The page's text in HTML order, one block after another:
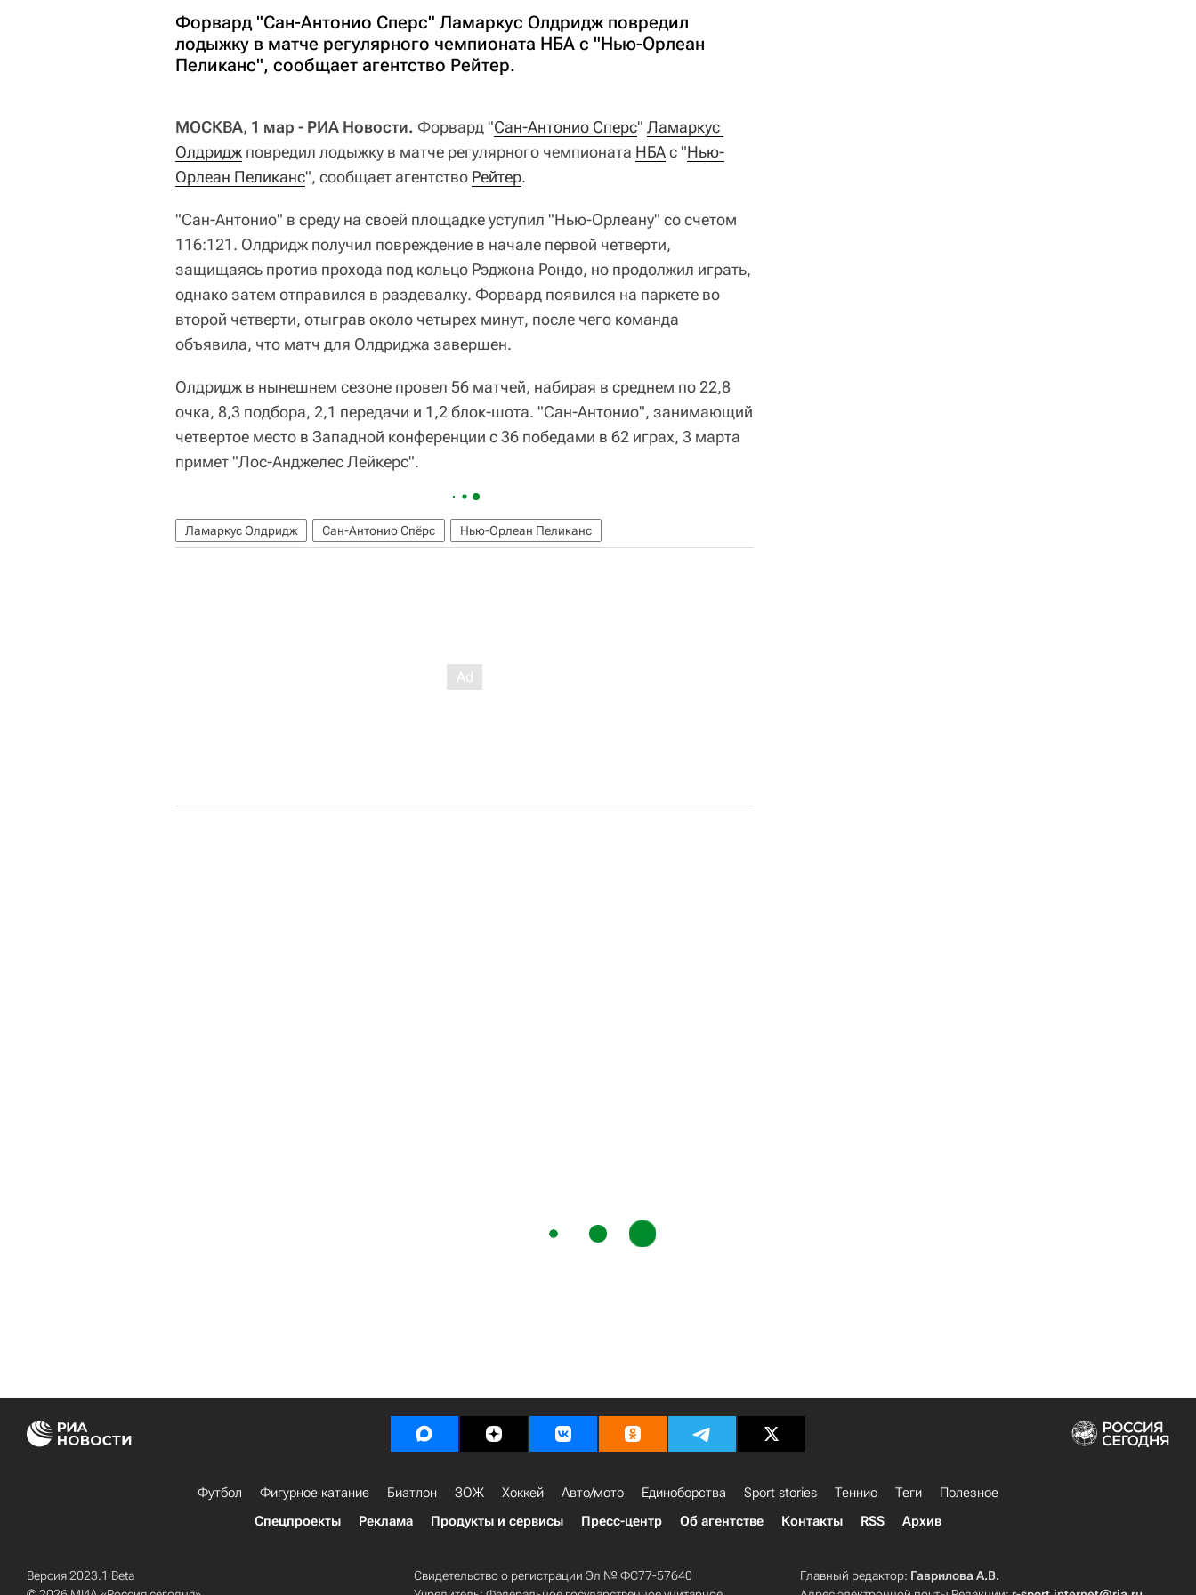
Форвард "Сан-Антонио Сперс" Ламаркус Олдридж повредил
лодыжку в матче регулярного чемпионата НБА с "Нью-Орлеан
Пеликанс", сообщает агентство Рейтер.
МОСКВА, 1 мар - РИА Новости. Форвард "Сан-Антонио Сперс" Ламаркус
Олдридж повредил лодыжку в матче регулярного чемпионата НБАс "Нью-
Орлеан Пеликанс", сообщает агентство Рейтер.
"Сан-Антонио" в среду на своей площадке уступил "Нью-Орлеану" со счетом
116:121. Олдридж получил повреждение в начале первой четверти,
защищаясь против прохода под кольцо Рэджона Рондо, но продолжил играть,
однако затем отправился в раздевалку. Форвард появился на паркете во
второй четверти, отыграв около четырех минут, после чего команда
объявила, что матч для Олдриджа завершен.
Олдридж в нынешнем сезоне провел 56 матчей, набирая в среднем по 22,8
очка, 8,3 подбора, 2,1 передачи и 1,2 блок-шота. "Сан-Антонио", занимающий
четвертое место в Западной конференции с 36 победами в 62 играх, 3 марта
примет "Лос-Анджелес Лейкерс".
Ламаркус Олдридж Сан-Антонио Спёрс Нью-Орлеан Пеликанс
Футбол Фигурное катание Биатлон ЗОЖ Хоккей Авто/мото Единоборства Sport stories Теннис Теги
Полезное
Спецпроекты
Реклама Продукты и сервисы Пресс-центр Об агентстве Контакты RSS Архив
Версия 2023.1 Beta
Свидетельство о регистрации Эл № ФС77-57640
Главный редактор: Гаврилова А.В.